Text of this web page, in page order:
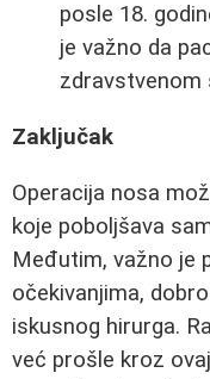
posle 18.
je važno da
zdravstvenom
Zaključak
Operacija nosa
koje poboljšava
Međutim, važno je
očekivanjima,
iskusnog hirurga.
već prošle kroz